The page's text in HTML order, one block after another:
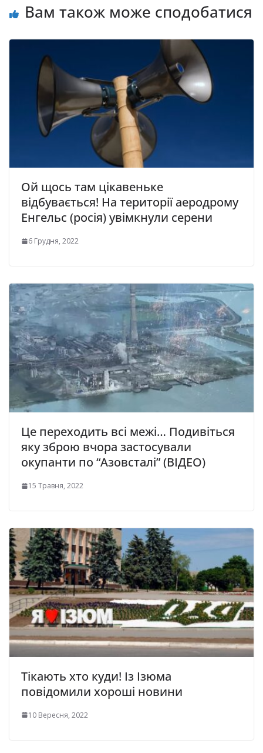
Вам також може сподобатися
Ой щось там цікавеньке
відбувається! На території аеродрому
Енгельс (росія) увімкнули серени
6 Грудня, 2022
Це переходить всі межі… Подивіться
яку зброю вчора застосували
окупанти по “Азовсталі” (ВІДЕО)
15 Травня, 2022
Тікають хто куди! Із Ізюма
повідомили хороші новини
10 Вересня, 2022